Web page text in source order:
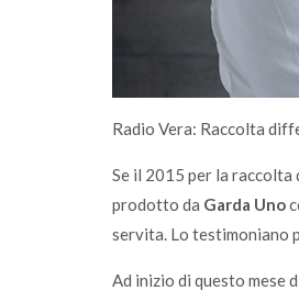
Radio Vera: Raccolta
Se il 2015 per la
prodotto da Garda Uno
servita. Lo testimoniano
Ad inizio di questo mese